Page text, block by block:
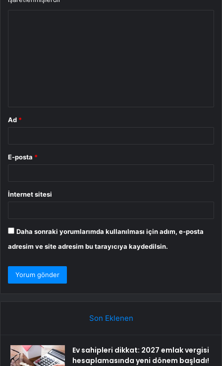
Ad *
E-posta *
İnternet sitesi
Daha sonraki yorumlarımda kullanılması için adım, e-posta
adresim ve site adresim bu tarayıcıya kaydedilsin.
Son Eklenen
Ev sahipleri dikkat: 2027 emlak vergisi
hesaplamasında yeni dönem başladı!